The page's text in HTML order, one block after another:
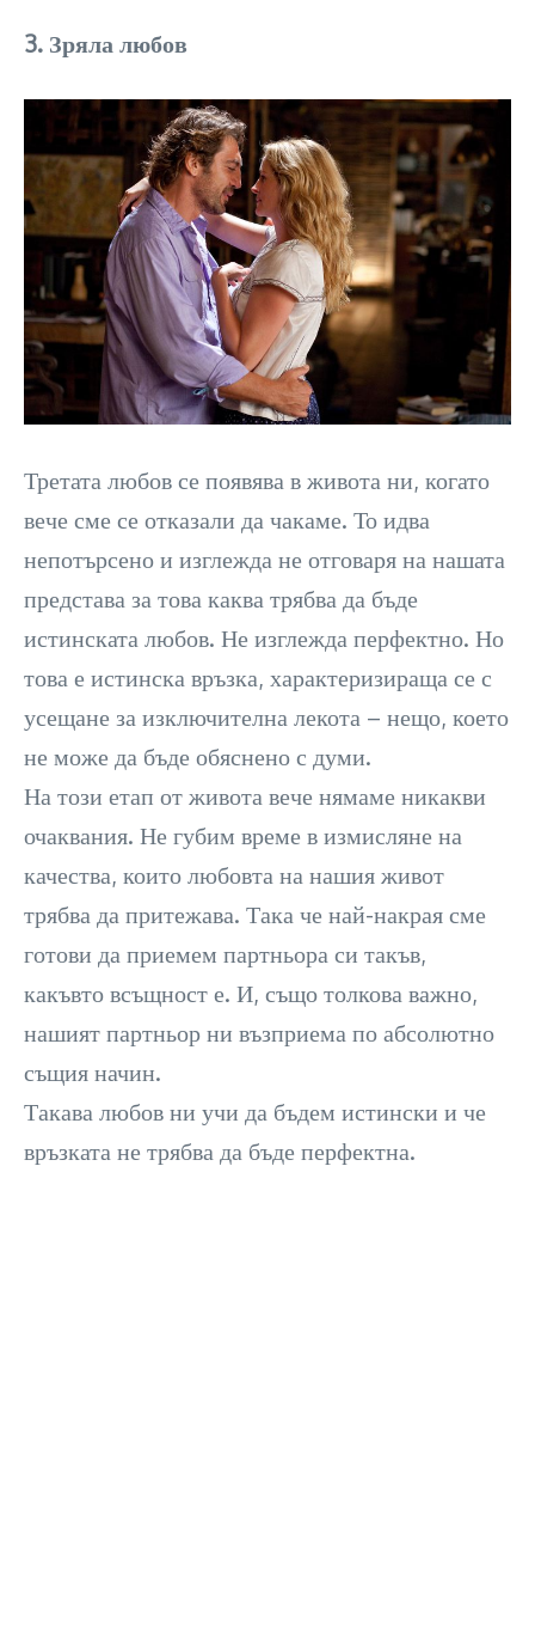
3. Зряла любов
Третата любов се появява в живота ни, когато
вече сме се отказали да чакаме. То идва
непотърсено и изглежда не отговаря на нашата
представа за това каква трябва да бъде
истинската любов. Не изглежда перфектно. Но
това е истинска връзка, характеризираща се с
усещане за изключителна лекота – нещо, което
не може да бъде обяснено с думи.
На този етап от живота вече нямаме никакви
очаквания. Не губим време в измисляне на
качества, които любовта на нашия живот
трябва да притежава. Така че най-накрая сме
готови да приемем партньора си такъв,
какъвто всъщност е. И, също толкова важно,
нашият партньор ни възприема по абсолютно
същия начин.
Такава любов ни учи да бъдем истински и че
връзката не трябва да бъде перфектна.